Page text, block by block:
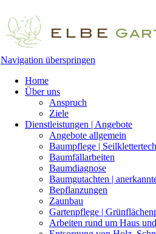
Navigation überspringen
Home
Über uns
Anspruch
Ziele
Dienstleistungen | Angebote
Angebote allgemein
Baumpflege |
Baumfällarbeiten
Baumdiagnose
Baumgutachten |
Bepflanzungen
Zaunbau
Gartenpflege |
Arbeiten rund um Haus